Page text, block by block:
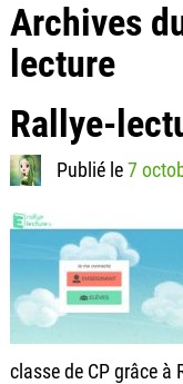
Archives
lecture
Rallye-
Publié le7
classe de CP grâce à